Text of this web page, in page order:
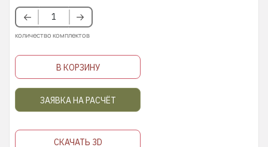
количество комплектов
В КОРЗИНУ
ЗАЯВКА НА РАСЧЁТ
СКАЧАТЬ 3D